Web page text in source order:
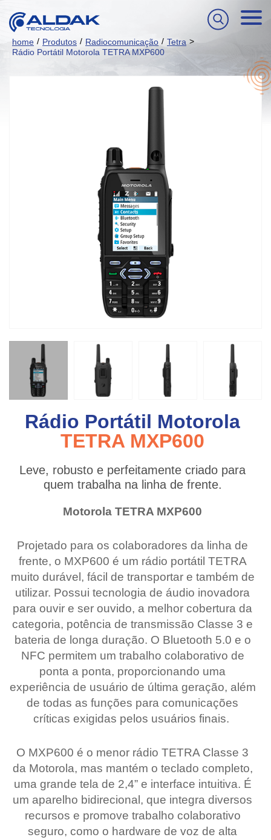
home / Produtos / Radiocomunicação / Tetra >
Rádio Portátil Motorola TETRA MXP600
Rádio Portátil Motorola
TETRA MXP600
Leve, robusto e perfeitamente criado para
quem trabalha na linha de frente.
Motorola TETRA MXP600
Projetado para os colaboradores da linha de
frente, o MXP600 é um rádio portátil TETRA
muito durável, fácil de transportar e também de
utilizar. Possui tecnologia de áudio inovadora
para ouvir e ser ouvido, a melhor cobertura da
categoria, potência de transmissão Classe 3 e
bateria de longa duração. O Bluetooth 5.0 e o
NFC permitem um trabalho colaborativo de
ponta a ponta, proporcionando uma
experiência de usuário de última geração, além
de todas as funções para comunicações
críticas exigidas pelos usuários finais.
O MXP600 é o menor rádio TETRA Classe 3
da Motorola, mas mantém o teclado completo,
uma grande tela de 2,4” e interface intuitiva. É
um aparelho bidirecional, que integra diversos
recursos e promove trabalho colaborativo
seguro, como o hardware de voz de alta